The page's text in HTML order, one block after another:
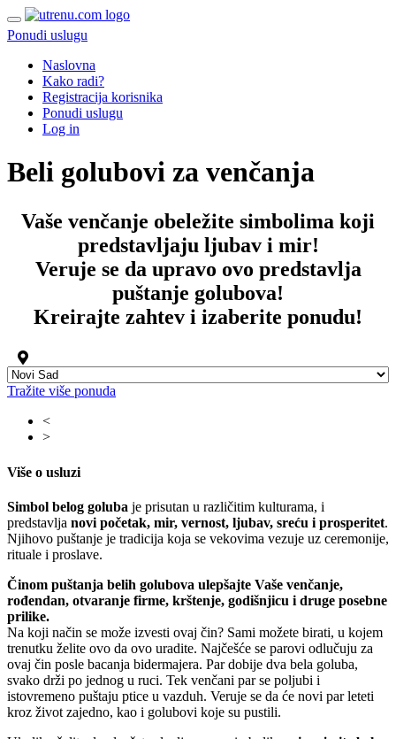
Ponudi uslugu
Naslovna
Kako radi?
Registracija korisnika
Ponudi uslugu
Log in
Beli golubovi za venčanja
Vaše venčanje obeležite simbolima koji
predstavljaju ljubav i mir!
Veruje se da upravo ovo predstavlja
puštanje golubova!
Kreirajte zahtev i izaberite ponudu!
Tražite više ponuda
<
>
Više o usluzi
Simbol belog goluba je prisutan u različitim kulturama, i
predstavlja novi početak, mir, vernost, ljubav, sreću i prosperitet.
Njihovo puštanje je tradicija koja se vekovima vezuje uz ceremonije,
rituale i proslave.
Činom puštanja belih golubova ulepšajte Vaše venčanje,
rođendan, otvaranje firme, krštenje, godišnjicu i druge posebne
prilike.
Na koji način se može izvesti ovaj čin? Sami možete birati, u kojem
trenutku želite ovo da ovo uradite. Najčešće se parovi odlučuju za
ovaj čin posle bacanja bidermajera. Par dobije dva bela goluba,
svako drži po jednog u ruci. Tek venčani par se poljubi i
istovremeno puštaju ptice u vazduh. Veruje se da će novi par leteti
kroz život zajedno, kao i golubovi koje su pustili.